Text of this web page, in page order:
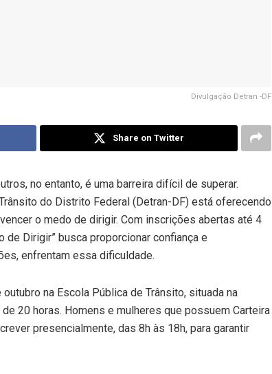
Divulgação Detran -DF
Share on Twitter
no entanto, é uma barreira difícil de superar.
do Distrito Federal (Detran-DF) está oferecendo
o medo de dirigir. Com inscrições abertas até 4
de Dirigir” busca proporcionar confiança e
enfrentam essa dificuldade.
na Escola Pública de Trânsito, situada na
20 horas. Homens e mulheres que possuem Carteira
presencialmente, das 8h às 18h, para garantir